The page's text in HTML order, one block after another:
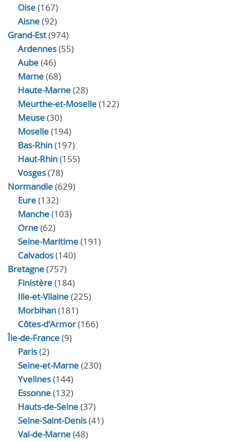
Oise(167)
Aisne(92)
Grand-Est(974)
Ardennes(55)
Aube(46)
Marne(68)
Haute-Marne(28)
Meurthe-et-Moselle(122)
Meuse(30)
Moselle(194)
Bas-Rhin(197)
Haut-Rhin(155)
Vosges(78)
Normandie(629)
Eure(132)
Manche(103)
Orne(62)
Seine-Maritime(191)
Calvados(140)
Bretagne(757)
Finistère(184)
Ille-et-Vilaine(225)
Morbihan(181)
Côtes-d'Armor(166)
Île-de-France(9)
Paris(2)
Seine-et-Marne(230)
Yvelines(144)
Essonne(132)
Hauts-de-Seine(37)
Seine-Saint-Denis(41)
Val-de-Marne(48)